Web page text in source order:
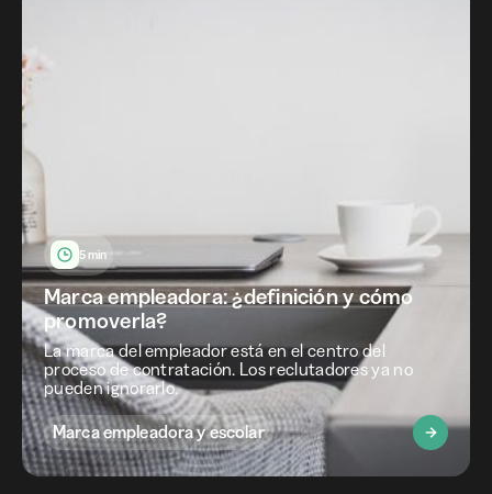
5 min
Marca empleadora: ¿definición y cómo
promoverla?
La marca del empleador está en el centro del
proceso de contratación. Los reclutadores ya no
pueden ignorarlo.
Marca empleadora y escolar